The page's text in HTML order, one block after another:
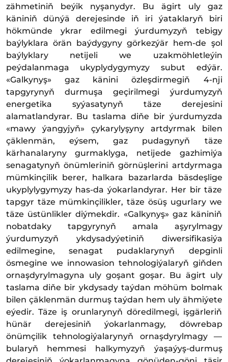
zähmetiniň beýik nyşanydyr. Bu ägirt uly gaz
käniniň dünýä derejesinde iň iri ýataklaryň biri
hökmünde ykrar edilmegi ýurdumyzyň tebigy
baýlyklara örän baýdygyny görkezýär hem-de şol
baýlyklary netijeli we uzakmöhletleýin
peýdalanmaga ukyplydygymyzy subut edýär.
«Galkynyş» gaz känini özleşdirmegiň 4-nji
tapgyrynyň durmuşa geçirilmegi ýurdumyzyň
energetika syýasatynyň täze derejesini
alamatlandyrar. Bu taslama diňe bir ýurdumyzda
«mawy ýangyjyň» çykarylyşyny artdyrmak bilen
çäklenmän, eýsem, gaz pudagynyň täze
kärhanalaryny gurmaklyga, netijede gazhimiýa
senagatynyň önümleriniň görnüşlerini artdyrmaga
mümkinçilik berer, halkara bazarlarda bäsdeşlige
ukyplylygymyzy has-da ýokarlandyrar. Her bir täze
tapgyr täze mümkinçilikler, täze ösüş ugurlary we
täze üstünlikler diýmekdir. «Galkynyş» gaz käniniň
nobatdaky tapgyrynyň amala aşyrylmagy
ýurdumyzyň ykdysadyýetiniň diwersifikasiýa
edilmegine, senagat pudaklarynyň depginli
ösmegine we innowasion tehnologiýalaryň giňden
ornaşdyrylmagyna uly goşant goşar. Bu ägirt uly
taslama diňe bir ykdysady taýdan möhüm bolmak
bilen çäklenmän durmuş taýdan hem uly ähmiýete
eýedir. Täze iş orunlarynyň döredilmegi, işgärleriň
hünär derejesiniň ýokarlanmagy, döwrebap
önümçilik tehnologiýalarynyň or­naş­dy­ryl­ma­gy —
bu­la­ryň hem­me­si halkymyzyň ýaşaýyş-durmuş